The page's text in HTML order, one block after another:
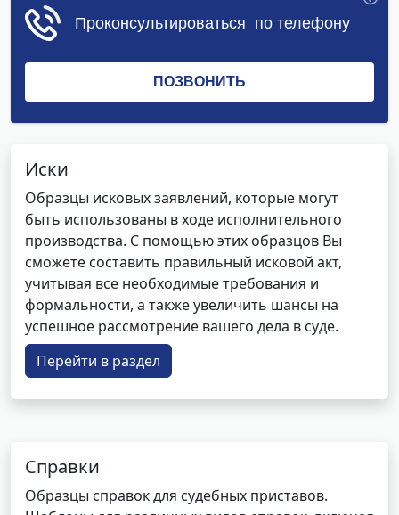
Иски
Образцы исковых заявлений, которые могут
быть использованы в ходе исполнительного
производства. С помощью этих образцов Вы
сможете составить правильный исковой акт,
учитывая все необходимые требования и
формальности, а также увеличить шансы на
успешное рассмотрение вашего дела в суде.
Перейти в раздел
Справки
Образцы справок для судебных приставов.